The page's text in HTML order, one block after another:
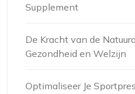
Supplement
De Kracht van de
Gezondheid en Welzijn
Optimaliseer Je